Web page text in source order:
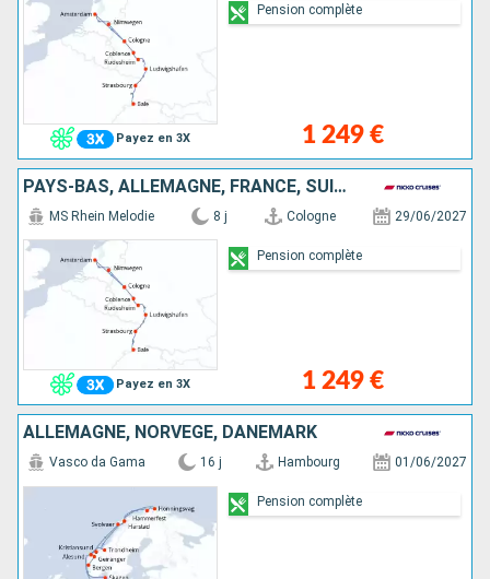
Payez en 3X 1 249 €
Pension complète
PAYS-BAS, ALLEMAGNE, FRANCE, SUISSE
Payez en 3X
MS Rhein Melodie 8 j Cologne 29/06/2027
1 249 €
Pension complète
ALLEMAGNE, NORVÈGE, DANEMARK
Vasco da Gama 16 j Hambourg 01/06/2027
Pension complète